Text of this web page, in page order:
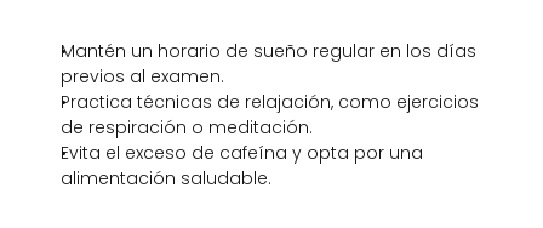
Mantén un horario de sueño regular en los días
previos al examen.
Practica técnicas de relajación, como ejercicios
de respiración o meditación.
Evita el exceso de cafeína y opta por una
alimentación saludable.